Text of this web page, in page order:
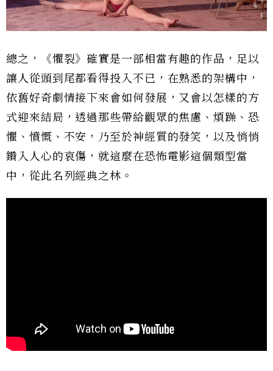
總之，《懼裂》確實是一部相當有趣的作品，足以
讓人從頭到尾都看得投入不已，在熟悉的架構中，
依舊好奇劇情接下來會如何發展，又會以怎樣的方
式迎來結局，透過那些帶給觀眾的焦慮、煩躁、恐
懼、憤慨、不安，乃至於神經質的發笑，以及悄悄
鑽入人心的哀傷，就這麼在恐怖電影這個類型當
中，從此名列經典之林。